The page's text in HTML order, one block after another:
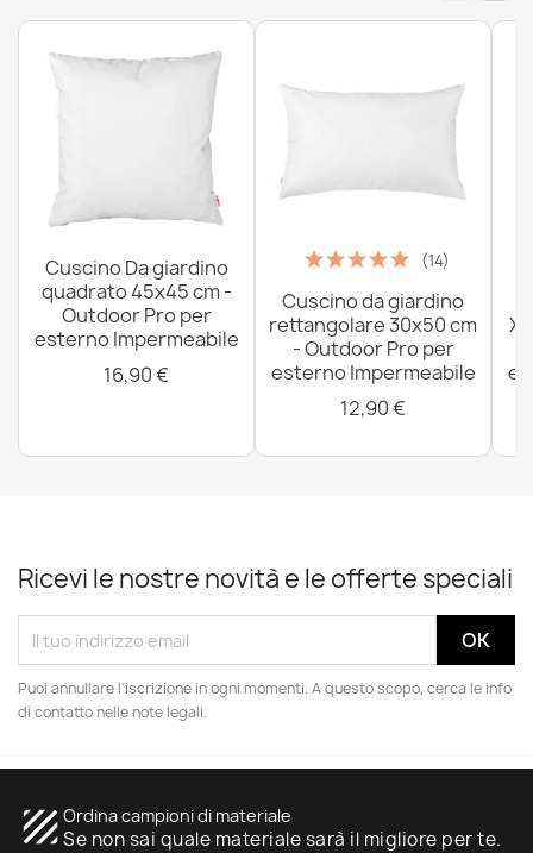
Cuscino Da giardino
quadrato 45x45 cm -
Outdoor Pro per
esterno Impermeabile
16,90 €
(14)
Cuscino da giardino
rettangolare 30x50 cm
- Outdoor Pro per
esterno Impermeabile
12,90 €
Ricevi le nostre novità e le offerte speciali
Puoi annullare l'iscrizione in ogni momenti. A questo scopo, cerca le info
di contatto nelle note legali.
texture Ordina campioni di materiale
Se non sai quale materiale sarà il migliore per te.